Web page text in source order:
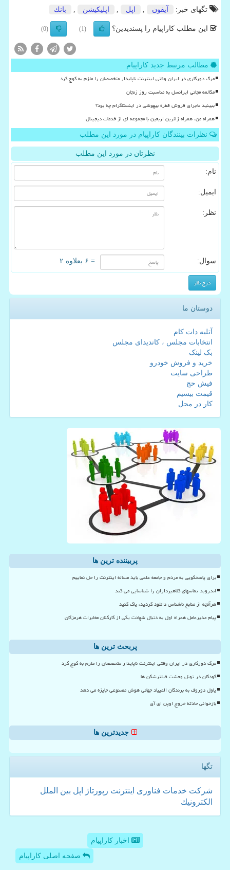
تگهای خبر:
آیفون اپل اپلیكیشن بانك
این مطلب کاراپیام را پسندیدین؟ (1)
(0)
مطالب مرتبط جدید کاراپیام
مرگ دورکاری در ایران وقتی اینترنت ناپایدار متخصصان را ملزم به کوچ کرد
مکالمه مجانی ایرانسل به مناسبت روز زنجان
ببینید ماجرای فروش قطره بیهوشی در اینستاگرام چه بود؟
همراه من، همراه زائرین اربعین با مجموعه ای از خدمات دیجیتال
نظرات بینندگان کاراپیام در مورد این مطلب
نظرتان در مورد این مطلب
نام:
ایمیل:
نظر:
سوال: = ۶ بعلاوه ۲
دوستان ما
آتلیه دات کام
انتخابات مجلس ، کاندیدای مجلس
بک لینک
خرید و فروش خودرو
طراحی سایت
فیش حج
قیمت بیسیم
کار در محل
پربیننده ترین ها
برای پاسخگویی به مردم و جامعه علمی باید مساله اینترنت را حل نماییم
اندروید تماسهای کلاهبرداران را شناسایی می کند
هرآنچه از منابع ناشناس دانلود کردید، پاک کنید
پیام مدیرعامل همراه اول به دنبال شهادت یکی از کارکنان مخابرات هرمزگان
پربحث ترین ها
مرگ دورکاری در ایران وقتی اینترنت ناپایدار متخصصان را ملزم به کوچ کرد
کودکان در تونل وحشت فیلترشکن ها
پاول دوروف به برندگان المپیاد جهانی هوش مصنوعی جایزه می دهد
بازخوانی حادثه خروج اوپن ای آی
جدیدترین ها
تگها
شركت خدمات فناوری اینترنت رپورتاژ اپل بین الملل
الكترونیك
اخبار کاراپیام
صفحه اصلی کاراپیام